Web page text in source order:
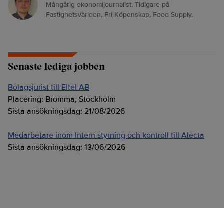
Mångårig ekonomijournalist. Tidigare på
Fastighetsvärlden, Fri Köpenskap, Food Supply.
Senaste lediga jobben
Bolagsjurist till Eltel AB
Placering: Bromma, Stockholm
Sista ansökningsdag: 21/08/2026
Medarbetare inom Intern styrning och kontroll till Alecta
Sista ansökningsdag: 13/06/2026